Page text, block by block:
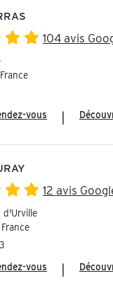
104 avis
62000 Arras, France
vous
|
12 avis
d'Urville
56400 Auray, France
vous
|